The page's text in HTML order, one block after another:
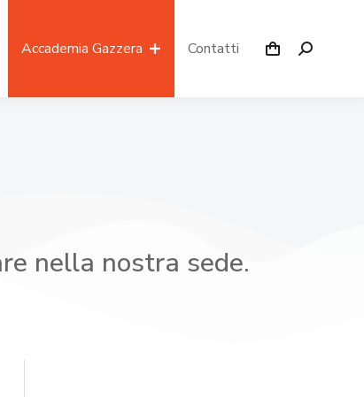
Accademia Gazzera Contatti
nella nostra sede.